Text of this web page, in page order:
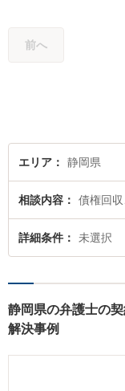
前へ
エリア 静岡県
相談内容 債権回
詳細条件 未選択
静岡県の弁護士の
解決事例